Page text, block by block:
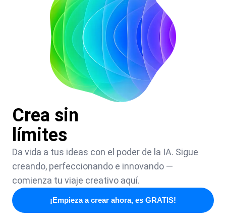
Crea sin
límites
Da vida a tus ideas con el poder de la IA. Sigue
creando, perfeccionando e innovando —
comienza tu viaje creativo aquí.
¡Empieza a crear ahora, es GRATIS!